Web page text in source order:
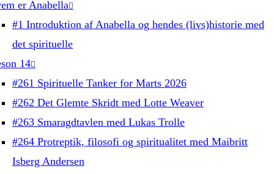
er Anabella
#1 Introduktion af Anabella og hendes (livs)historie med
det spirituelle
14
#261 Spirituelle Tanker for Marts 2026
#262 Det Glemte Skridt med Lotte Weaver
#263 Smaragdtavlen med Lukas Trolle
#264 Protreptik, filosofi og spiritualitet med Maibritt
Isberg Andersen